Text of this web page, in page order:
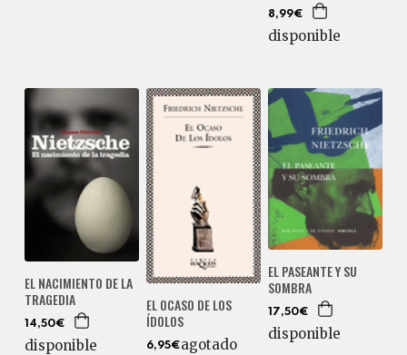
8,99€
disponible
EL NACIMIENTO DE LA
TRAGEDIA
14,50€
disponible
EL OCASO DE LOS
ÍDOLOS
6,95€agotado
EL PASEANTE Y SU
SOMBRA
17,50€
disponible